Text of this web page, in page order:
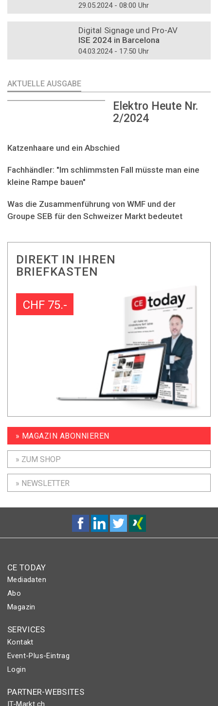
29.05.2024 - 08:00 Uhr
Digital Signage und Pro-AV
ISE 2024 in Barcelona
04.03.2024 - 17:50 Uhr
AKTUELLE AUSGABE
Elektro Heute Nr.
2/2024
Katzenhaare und ein Abschied
Fachhändler: "Im schlimmsten Fall müsste man eine
kleine Rampe bauen"
Was die Zusammenführung von WMF und der
Groupe SEB für den Schweizer Markt bedeutet
DIREKT IN IHREN
BRIEFKASTEN
CHF 75.-
» MAGAZIN ABONNIEREN
» ZUM SHOP
» NEWSLETTER
CE TODAY
Mediadaten
Abo
Magazin
SERVICES
Kontakt
Event-Plus-Eintrag
Login
PARTNER-WEBSITES
IT-Markt.ch